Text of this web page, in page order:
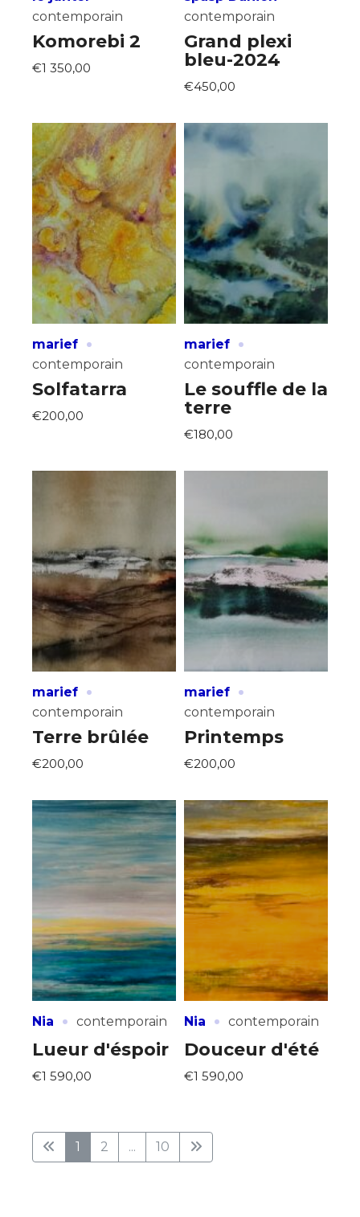
contemporain
Komorebi 2
€1 350,00
contemporain
Grand plexi
bleu-2024
€450,00
marief ·
contemporain
Solfatarra
€200,00
marief ·
contemporain
Le souffle de la
terre
€180,00
marief ·
contemporain
Terre brûlée
€200,00
marief ·
contemporain
Printemps
€200,00
Nia · contemporain
Lueur d'éspoir
€1 590,00
Nia · contemporain
Douceur d'été
€1 590,00
1 2 ... 10